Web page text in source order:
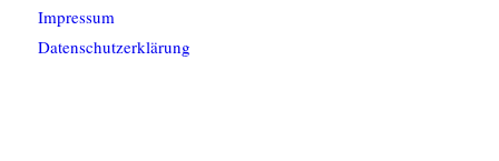
Impressum
Datenschutzerklärung